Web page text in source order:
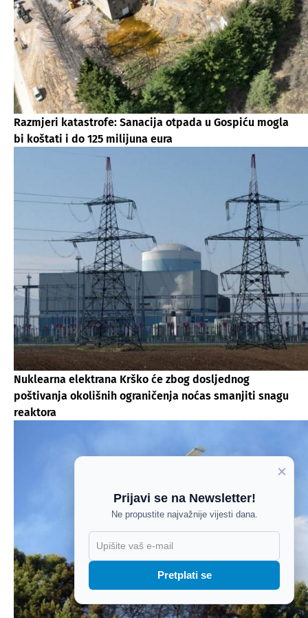
Razmjeri katastrofe: Sanacija otpada u Gospiću mogla
bi koštati i do 125 milijuna eura
Nuklearna elektrana Krško će zbog dosljednog
poštivanja okolišnih ograničenja noćas smanjiti snagu
reaktora
×
Prijavi se na Newsletter!
Ne propustite najvažnije vijesti dana.
Pretplati se